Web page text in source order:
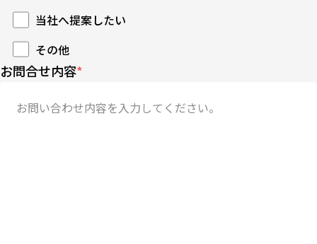
当社へ提案したい
その他
お問合せ内容*